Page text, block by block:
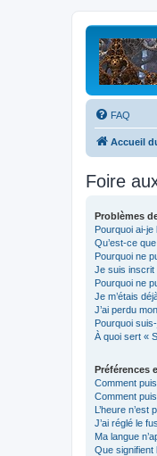
FAQ
Accueil
Foire
Problèmes
Pourquoi ai-je
Qu’est-ce
Pourquoi ne
Je suis inscrit
Pourquoi ne
Je m’étais
J’ai perdu
Pourquoi
À quoi sert «
Préférences
Comment
Comment
L’heure n’est
J’ai réglé le
Ma langue
Que signifient